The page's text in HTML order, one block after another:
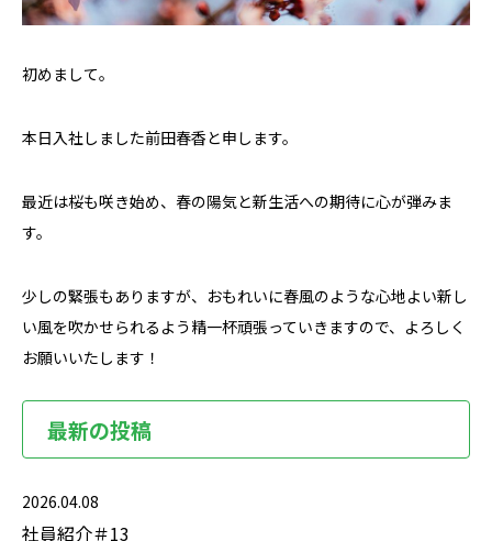
初めまして。
本日入社しました前田春香と申します。
最近は桜も咲き始め、春の陽気と新生活への期待に心が弾みま
す。
少しの緊張もありますが、おもれいに春風のような心地よい新し
い風を吹かせられるよう精一杯頑張っていきますので、よろしく
お願いいたします！
最新の投稿
2026.04.08
社員紹介＃13